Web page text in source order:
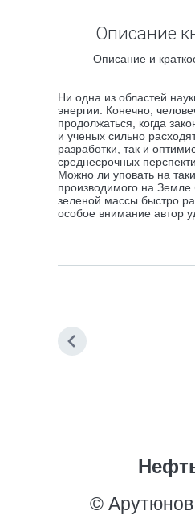
Описание
Описание и
Ни одна из областей
энергии. Конечно,
продолжаться, когда
и ученых сильно
разработки, так и
среднесрочных
Можно ли уповать на
производимого на Земле
зеленой массы быстро
особое внимание автор
©